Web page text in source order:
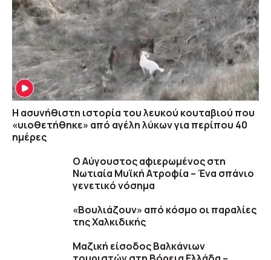
Η ασυνήθιστη ιστορία του λευκού κουταβιού που
«υιοθετήθηκε» από αγέλη λύκων για περίπου 40
ημέρες
Ο Αύγουστος αφιερωμένος στη
Νωτιαία Μυϊκή Ατροφία – Ένα σπάνιο
γενετικό νόσημα
«Βουλιάζουν» από κόσμο οι παραλίες
της Χαλκιδικής
Μαζική είσοδος Βαλκάνιων